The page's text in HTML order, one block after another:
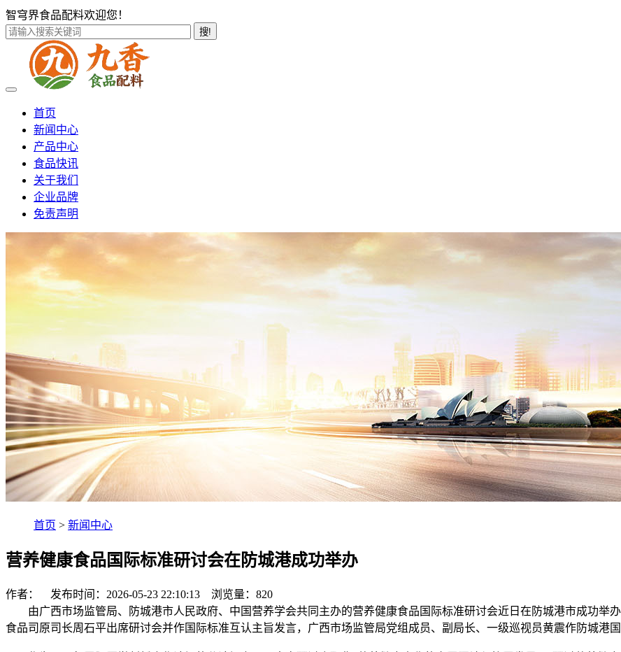
智穹界食品配料欢迎您！
搜!
首页
新闻中心
产品中心
食品快讯
关于我们
企业品牌
免责声明
首页 > 新闻中心
营养健康食品国际标准研讨会在防城港成功举办
作者： 发布时间：2026-05-23 22:10:13 浏览量： 820
由广西市场监管局、防城港市人民政府、中国营养学会共同主办的营养健康食品国际标准研讨会近日在防城港市成功举
食品司原司长周石平出席研讨会并作国际标准互认主旨发言，广西市场监管局党组成员、副局长、一级巡视员黄震作防城港